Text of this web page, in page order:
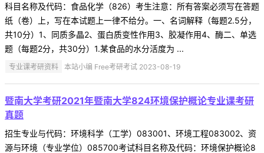
科目名称及代码：食品化学（826）考生注意：所有答案必须写在答题
纸（卷）上，写在本试题上一律不给分。一、名词解释（每题2.5分，
共10分）1、同质多晶2、蛋白质变性作用3、胶凝作用4、酶二、单选
题（每题2分，共30分）1.某食品的水分活度为 ...
专业课考研资料 本站小编 Free考研考试 2023-08-19
暨南大学考研2021年暨南大学824环境保护概论专业课考研
真题
招生专业与代码：环境科学（工学）083001、环境工程083002、资
源与环境（专业学位）085700考试科目名称及代码：环境保护概论8